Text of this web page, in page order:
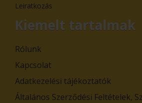
Leiratkozás
Kiemelt tartalmak
Rólunk
Kapcsolat
Adatkezelési tájékoztatók
Általános Szerződési Feltételek,